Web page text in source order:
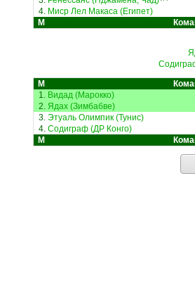
4. Миср Лел Макаса (Египет)
М
М
1. Видад (Марокко)
2. Ядах (Зимбабве)
3. Этуаль Олимпик (Тунис)
4. Содиграф (ДР Конго)
М